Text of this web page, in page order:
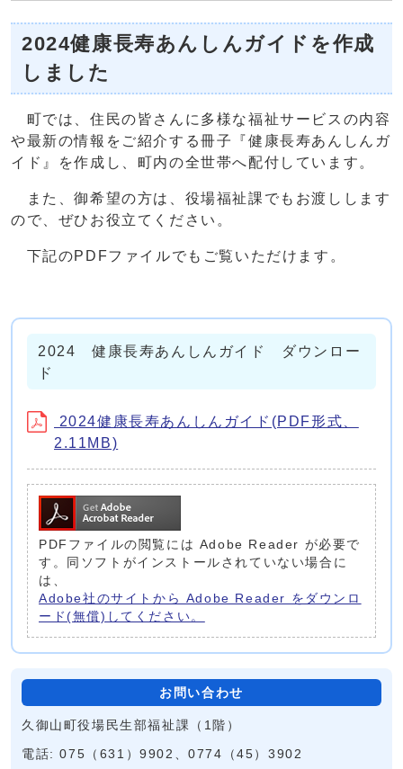
2024健康長寿あんしんガイドを作成
しました
町では、住民の皆さんに多様な福祉サービスの内容
や最新の情報をご紹介する冊子『健康長寿あんしんガ
イド』を作成し、町内の全世帯へ配付しています。
また、御希望の方は、役場福祉課でもお渡しします
ので、ぜひお役立てください。
下記のPDFファイルでもご覧いただけます。
2024 健康長寿あんしんガイド ダウンロー
ド
2024健康長寿あんしんガイド(PDF形式、
2.11MB)
PDFファイルの閲覧には Adobe Reader が必要で
す。同ソフトがインストールされていない場合に
は、
Adobe社のサイトから Adobe Reader をダウンロ
ード(無償)してください。
お問い合わせ
久御山町役場民生部福祉課（1階）
電話: 075（631）9902、0774（45）3902